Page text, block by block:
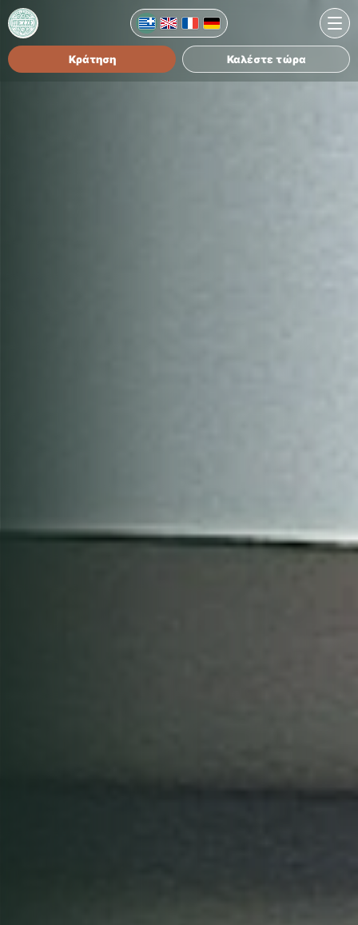
Κράτηση Καλέστε τώρα